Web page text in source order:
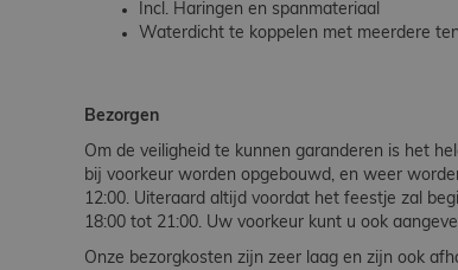
Incl. Haringen en spanmateriaal
Waterdicht te koppelen met meerdere
Bezorgen
Om de veiligheid te kunnen garanderen is het
bij voorkeur worden opgebouwd, en weer
12:00. Uiteraard altijd voordat het feestje zal
18:00 tot 21:00. Uw voorkeur kunt u ook
Onze bezorgkosten zijn zeer laag en zijn ook